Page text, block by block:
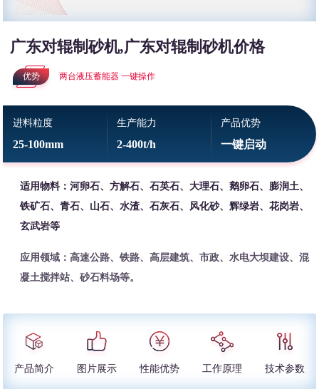
广东对辊制砂机,广东对辊制砂机价格
优势 两台液压蓄能器 一键操作
进料粒度
25-100mm
生产能力
2-400t/h
产品优势
一键启动
适用物料：河卵石、方解石、石英石、大理石、鹅卵石、膨润土、
铁矿石、青石、山石、水渣、石灰石、风化砂、辉绿岩、花岗岩、
玄武岩等
应用领域：高速公路、铁路、高层建筑、市政、水电大坝建设、混
凝土搅拌站、砂石料场等。
产品简介 图片展示 性能优势 工作原理 技术参数